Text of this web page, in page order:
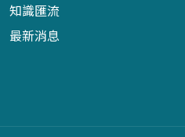
知識匯流
最新消息